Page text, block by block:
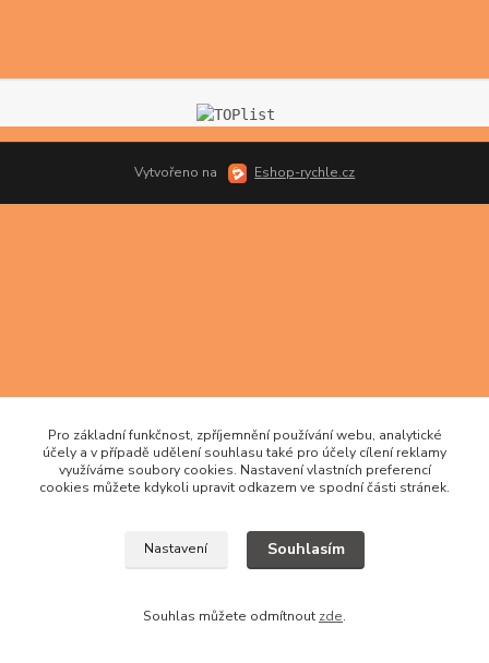
Vytvořeno na Eshop-rychle.cz
Pro základní funkčnost, zpříjemnění používání webu, analytické
účely a v případě udělení souhlasu také pro účely cílení reklamy
využíváme soubory cookies. Nastavení vlastních preferencí
cookies můžete kdykoli upravit odkazem ve spodní části stránek.
Nastavení Souhlasím
Souhlas můžete odmítnout zde.